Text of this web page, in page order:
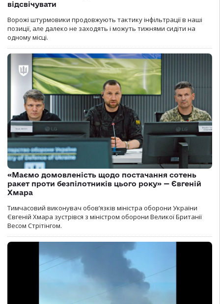
відсвічувати
Ворожі штурмовики продовжують тактику інфільтрації в наші
позиції, але далеко не заходять і можуть тижнями сидіти на
одному місці.
«Маємо домовленість щодо постачання сотень
ракет проти безпілотників цього року» — Євгеній
Хмара
Тимчасовий виконувач обов’язків міністра оборони України
Євгеній Хмара зустрівся з міністром оборони Великої Британії
Весом Стрітінгом.